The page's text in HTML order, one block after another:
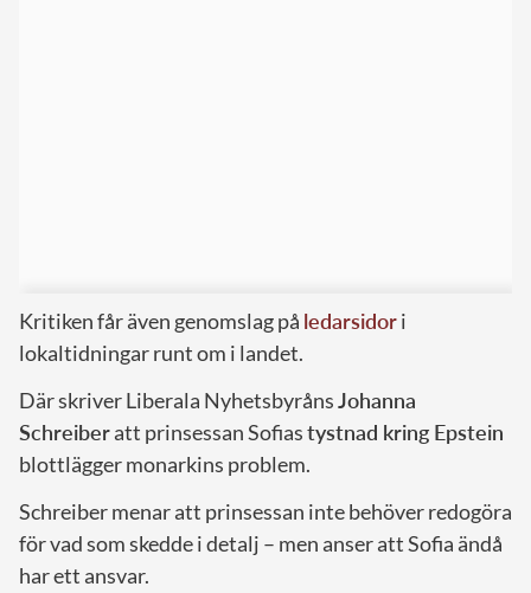
Kritiken får även genomslag på ledarsidori
lokaltidningar runt om i landet.
Där skriver Liberala NyhetsbyrånsJohanna
Schreiberatt prinsessan Sofiastystnad kring Epstein
blottlägger monarkins problem.
Schreiber menar att prinsessan inte behöver redogöra
för vad som skedde i detalj – men anser att Sofia ändå
har ett ansvar.